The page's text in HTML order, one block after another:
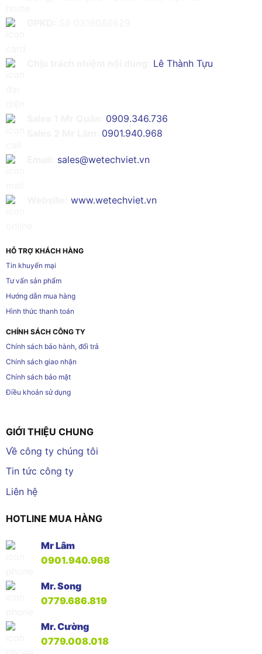
Lê Thành Tựu
0909.346.736
0901.940.968
sales@wetechviet.vn
www.wetechviet.vn
HỖ TRỢ KHÁCH HÀNG
Tin khuyến mại
Tư vấn sản phẩm
Hướng dẫn mua hàng
Hình thức thanh toán
CHÍNH SÁCH CÔNG TY
Chính sách bảo hành, đổi trả
Chính sách giao nhận
Chính sách bảo mật
Điều khoản sử dụng
GIỚI THIỆU CHUNG
Về công ty chúng tôi
Tin tức công ty
Liên hệ
HOTLINE MUA HÀNG
Mr Lâm
0901.940.968
Mr. Song
0779.686.819
Mr. Cường
0779.008.018